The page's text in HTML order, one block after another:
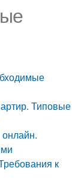
Типовые
к